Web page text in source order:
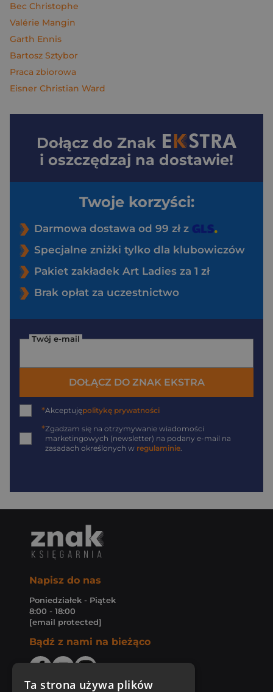
Bec Christophe
Valérie Mangin
Garth Ennis
Bartosz Sztybor
Praca zbiorowa
Eisner Christian Ward
Dołącz do Znak
i oszczędzaj na dostawie!
Twoje korzyści:
Darmowa dostawa od 99 zł z
Specjalne zniżki tylko dla klubowiczów
Pakiet zakładek Art Ladies za 1 zł
Brak opłat za uczestnictwo
Twój e-mail
DOŁĄCZ DO ZNAK EKSTRA
*Akceptujępolitykę prywatności
*Zgadzam się na otrzymywanie wiadomości
marketingowych (newsletter) na podany e-mail na
zasadach określonych w regulaminie.
Napisz do nas
Poniedziałek - Piątek
8:00 - 18:00
[email protected]
Bądź z nami na bieżąco
Ta strona używa plików